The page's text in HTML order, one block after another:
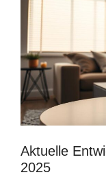
Aktuelle
2025